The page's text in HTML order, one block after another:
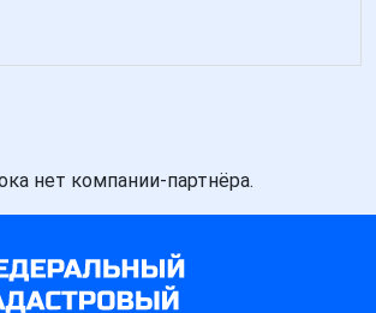
нет компании-партнёра.